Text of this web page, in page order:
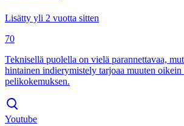
Lisätty yli 2 vuotta sitten
70
Teknisellä puolella on vielä parannettavaa,
hintainen indierymistely tarjoaa muuten oikein
pelikokemuksen.
Youtube